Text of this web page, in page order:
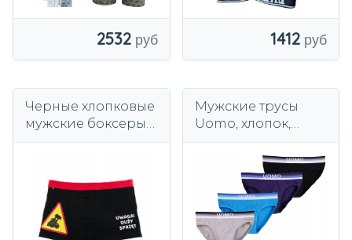
2532 1412
Черные хлопковые
мужские боксеры с
Мужские трусы
Uomo, хлопок,